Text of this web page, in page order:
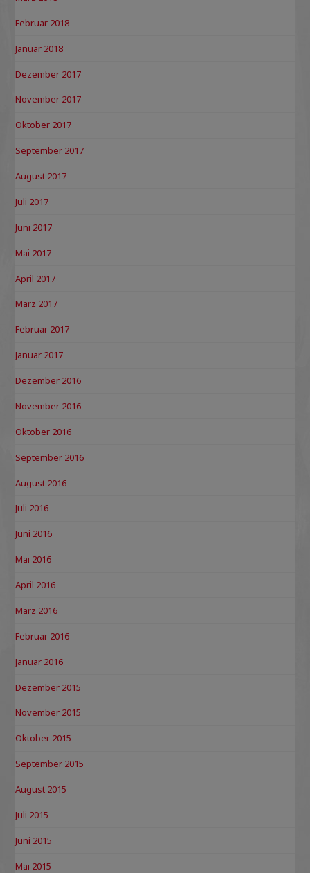
Februar 2018
Januar 2018
Dezember 2017
November 2017
Oktober 2017
September 2017
August 2017
Juli 2017
Juni 2017
Mai 2017
April 2017
März 2017
Februar 2017
Januar 2017
Dezember 2016
November 2016
Oktober 2016
September 2016
August 2016
Juli 2016
Juni 2016
Mai 2016
April 2016
März 2016
Februar 2016
Januar 2016
Dezember 2015
November 2015
Oktober 2015
September 2015
August 2015
Juli 2015
Juni 2015
Mai 2015